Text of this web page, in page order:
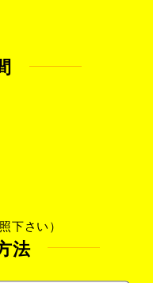
下さい）
法